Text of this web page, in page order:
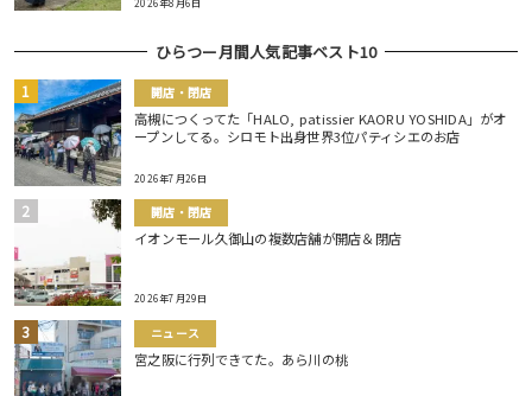
ひらつー月間人気記事ベスト10
開店・閉店
高槻につくってた「HALO, patissier KAORU YOSHIDA」がオ
ープンしてる。シロモト出身世界3位パティシエのお店
2026年7月26日
開店・閉店
イオンモール久御山の複数店舗が開店＆閉店
2026年7月29日
ニュース
宮之阪に行列できてた。あら川の桃